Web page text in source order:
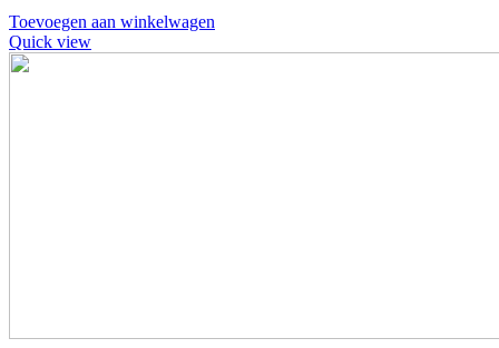
Toevoegen aan winkelwagen
Quick view